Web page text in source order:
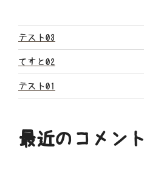
ン
テスト03
てすと02
テスト01
最近のコメント